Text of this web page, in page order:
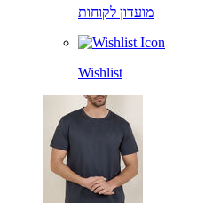
מועדון לקוחות
Wishlist